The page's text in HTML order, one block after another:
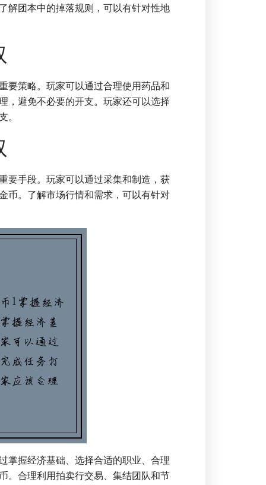
解团本中的掉落规则，可以有针对性地
要策略。玩家可以通过合理使用药品和
，避免不必要的开支。玩家还可以选择
。
要手段。玩家可以通过采集和制造，获
币。了解市场行情和需求，可以有针对
掌握经济基础、选择合适的职业、合理
。合理利用拍卖行交易、集结团队和节